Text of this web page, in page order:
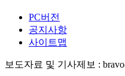
PC버전
공지사항
사이트맵
보도자료 및 기사제보 :